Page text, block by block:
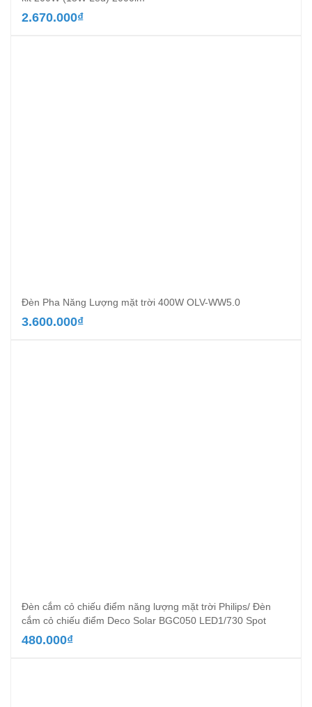
2.670.000₫
Đèn Pha Năng Lượng mặt trời 400W OLV-WW5.0
3.600.000₫
Đèn cắm cỏ chiếu điểm năng lượng mặt trời Philips/ Đèn
cắm cỏ chiếu điểm Deco Solar BGC050 LED1/730 Spot
480.000₫